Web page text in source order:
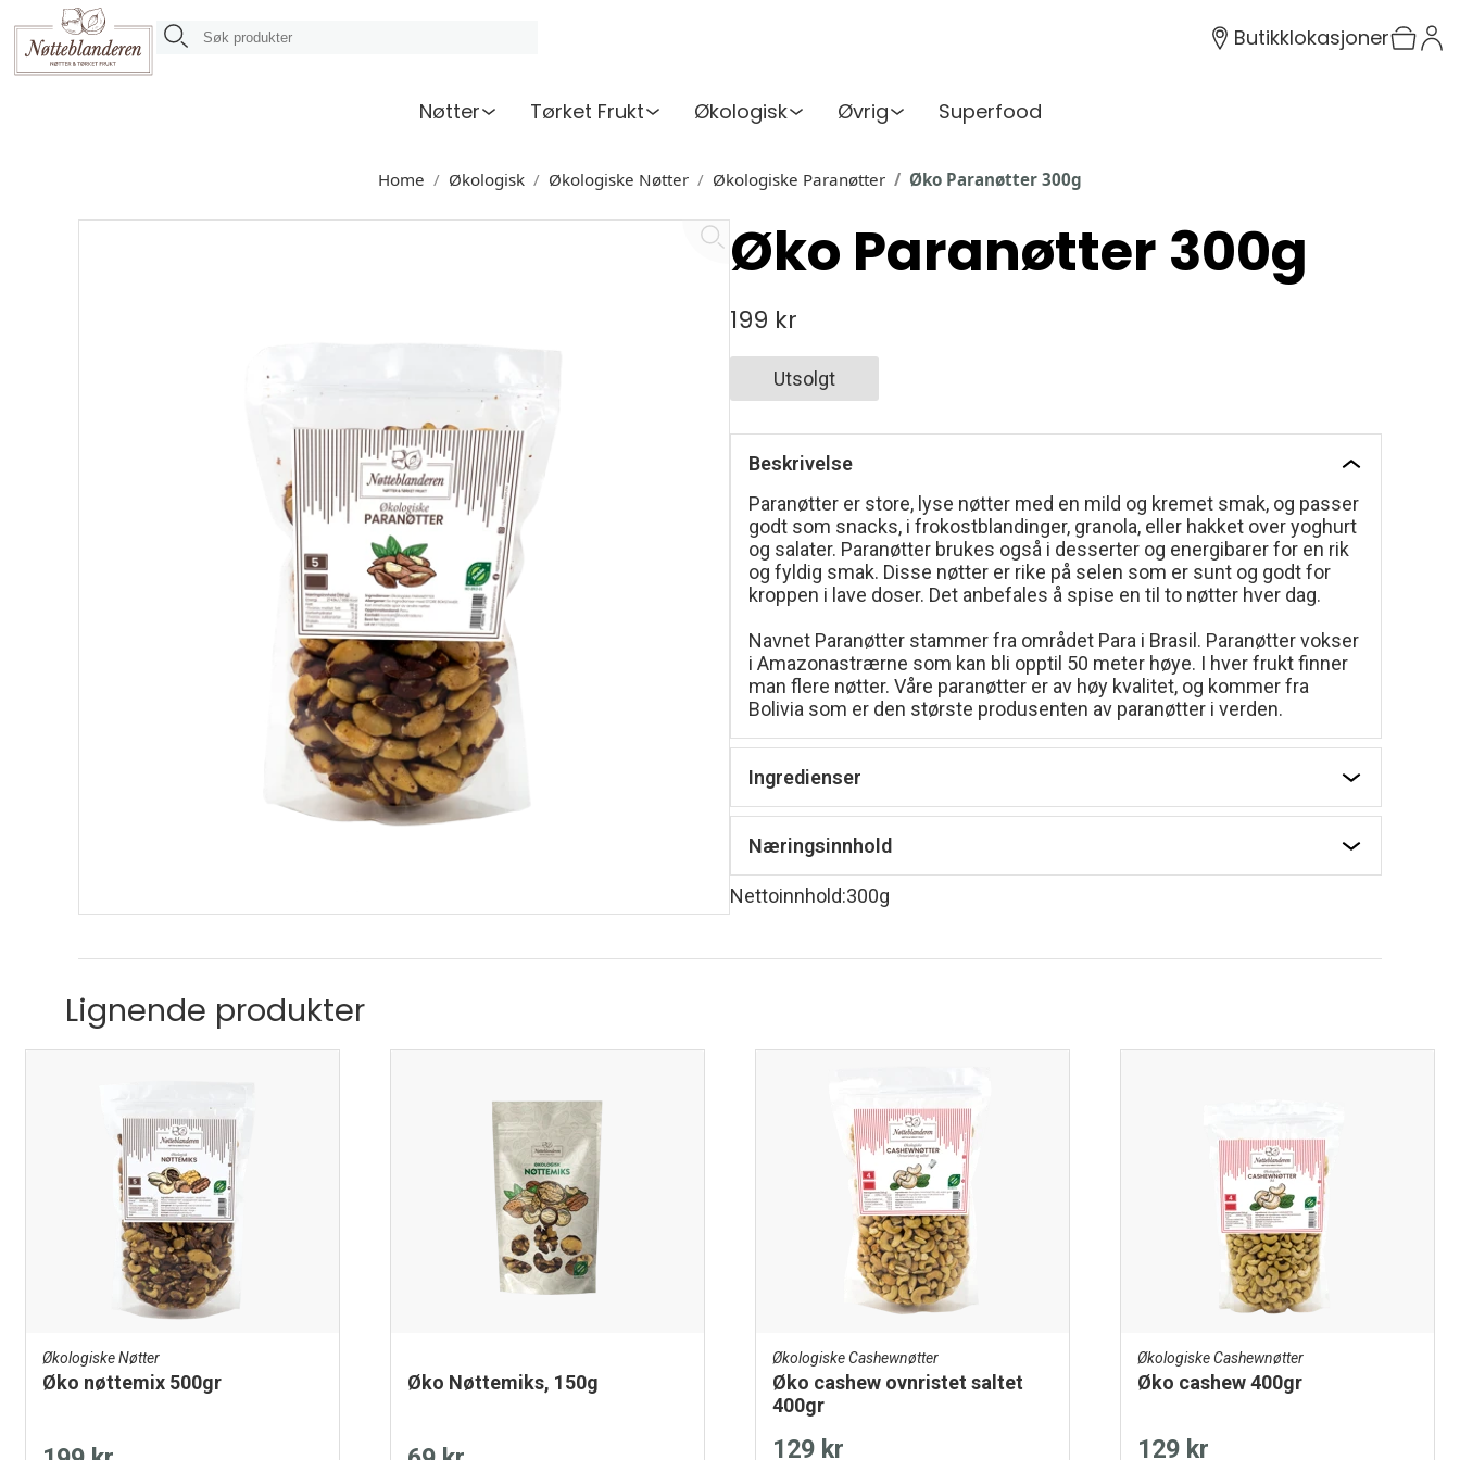
Butikklokasjoner
Nøtter Tørket Frukt Økologisk Øvrig Superfood
Home Økologisk Økologiske Nøtter Økologiske Paranøtter Øko Paranøtter 300g
Øko Paranøtter 300g
199 kr
Utsolgt
Beskrivelse
Paranøtter er store, lyse nøtter med en mild og kremet smak, og passer
godt som snacks, i frokostblandinger, granola, eller hakket over yoghurt
og salater. Paranøtter brukes også i desserter og energibarer for en rik
og fyldig smak. Disse nøtter er rike på selen som er sunt og godt for
kroppen i lave doser. Det anbefales å spise en til to nøtter hver dag.
Navnet Paranøtter stammer fra området Para i Brasil. Paranøtter vokser
i Amazonastrærne som kan bli opptil 50 meter høye. I hver frukt finner
man flere nøtter. Våre paranøtter er av høy kvalitet, og kommer fra
Bolivia som er den største produsenten av paranøtter i verden.
Ingredienser
Økologiske PARANØTTER.
Næringsinnhold
Energi 2743 kJ / 656 Kc
Fett 66g
Karbohydrater 5g
Nettoinnhold:300g
Lignende produkter
Økologiske Nøtter
Øko nøttemix 500gr Øko Nøttemiks, 150g
Økologiske Cashewnøtter
Øko cashew ovnristet saltet
400gr
129 kr
Økologiske Cashewnøtter
Øko cashew 400gr
129 kr